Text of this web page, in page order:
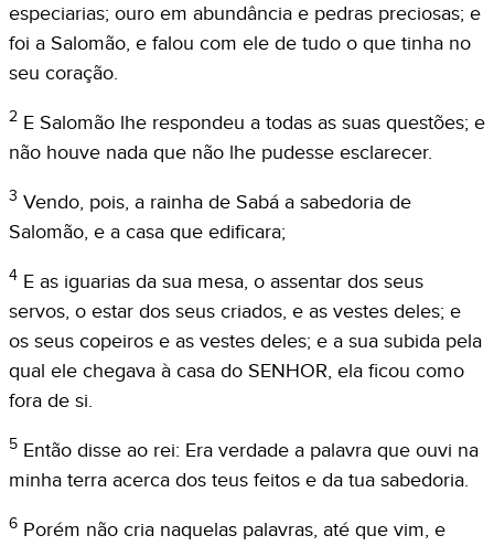
especiarias; ouro em abundância e pedras preciosas; e
foi a Salomão, e falou com ele de tudo o que tinha no
seu coração.
2 E Salomão lhe respondeu a todas as suas questões; e
não houve nada que não lhe pudesse esclarecer.
3 Vendo, pois, a rainha de Sabá a sabedoria de
Salomão, e a casa que edificara;
4 E as iguarias da sua mesa, o assentar dos seus
servos, o estar dos seus criados, e as vestes deles; e
os seus copeiros e as vestes deles; e a sua subida pela
qual ele chegava à casa do SENHOR, ela ficou como
fora de si.
5 Então disse ao rei: Era verdade a palavra que ouvi na
minha terra acerca dos teus feitos e da tua sabedoria.
6 Porém não cria naquelas palavras, até que vim, e